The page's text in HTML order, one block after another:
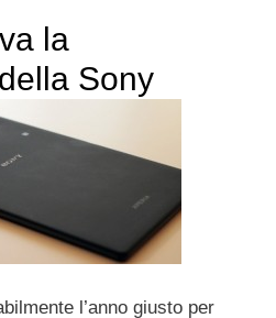
la
Sony
l’anno giusto per